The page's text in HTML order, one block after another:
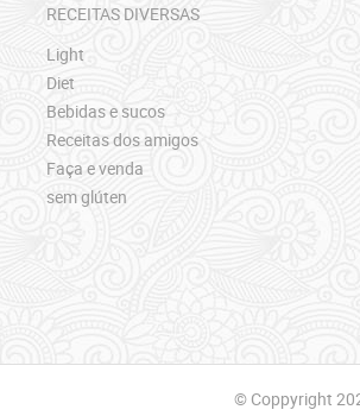
RECEITAS DIVERSAS
Light
Diet
Bebidas e sucos
Receitas dos amigos
Faça e venda
sem glúten
© Coppyright